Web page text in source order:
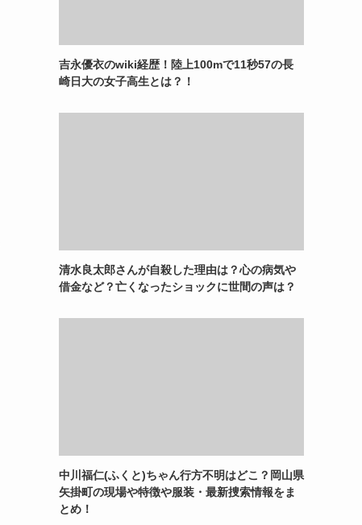
吉永優衣のwiki経歴！陸上100mで11秒57の長
崎日大の女子高生とは？！
清水良太郎さんが自殺した理由は？心の病気や
借金など？亡くなったショックに世間の声は？
中川福仁(ふくと)ちゃん行方不明はどこ？岡山県
矢掛町の現場や特徴や服装・最新捜索情報をま
とめ！